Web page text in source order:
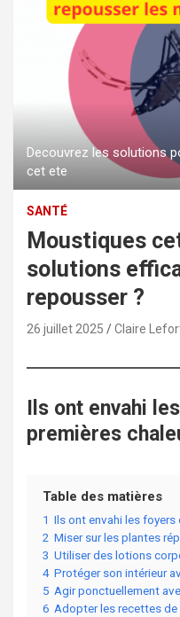
Decouvrez les solutions
cet ete
SANTÉ
Moustiques
solutions
repousser ?
26 juillet 2025 Claire
Ils ont envahi
premières
Table des matières
1 Ils ont envahi les foyers
2 Miser sur les plantes
3 Utiliser des lotions
4 Protéger son intérieur
5 Agir ponctuellement
6 Adopter les recettes de